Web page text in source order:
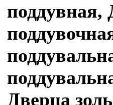
поддувная,
Дверца